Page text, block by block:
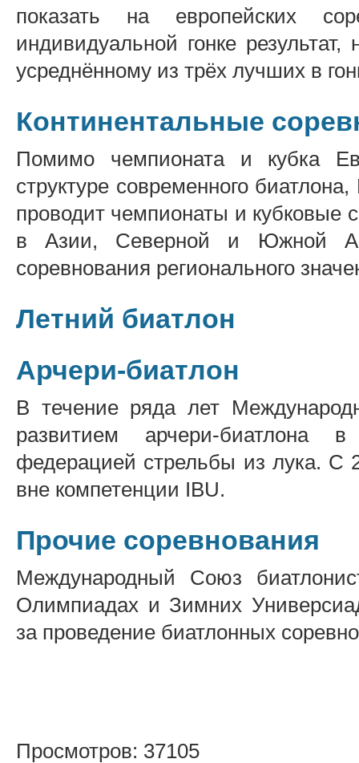
показать на европейских
индивидуальной гонке
усреднённому из трёх лучших в
Континентальные
Помимо чемпионата и кубка
структуре современного
проводит чемпионаты и кубковые
в Азии, Северной и Южной
соревнования регионального
Летний биатлон
Арчери-биатлон
В течение ряда лет
развитием арчери-биатлона
федерацией стрельбы из лука. C
вне компетенции IBU.
Прочие соревнования
Международный Союз
Олимпиадах и Зимних
за проведение биатлонных
Просмотров: 37105